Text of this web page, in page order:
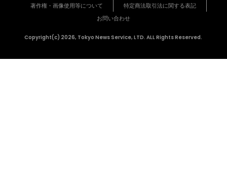
【2020年10月
第5回】
著作権・画像使用等について
特定商法取引法に関する表記
お問い合わせ
Copyright(c) 2026, Tokyo News Service, LTD. ALL Rights Reserved.